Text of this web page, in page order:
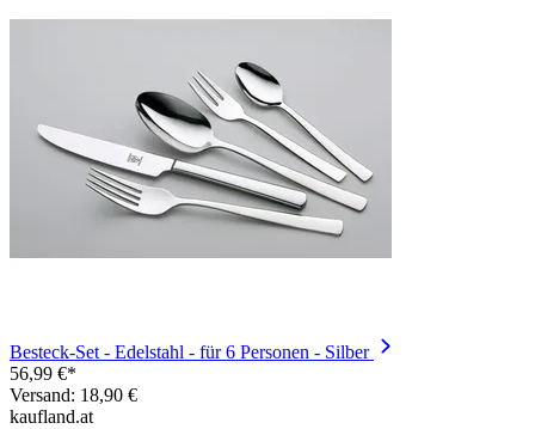
Besteck-Set - Edelstahl - für 6 Personen - Silber
56,99 €*
Versand: 18,90 €
kaufland.at